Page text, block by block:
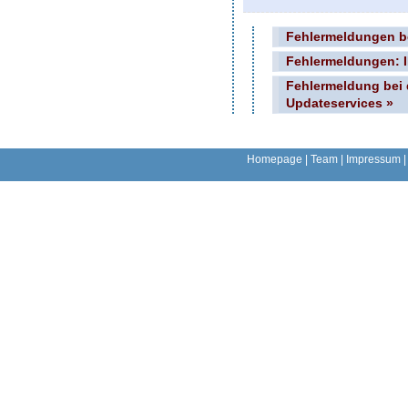
Fehlermeldungen
Fehlermeldungen:
Fehlermeldung
Updateservices »
Homepage Team| Impressum|